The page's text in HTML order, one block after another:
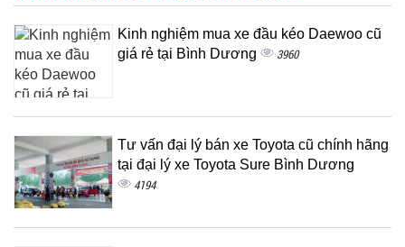
Kinh nghiệm mua xe đầu kéo Daewoo cũ
giá rẻ tại Bình Dương
3960
Tư vấn đại lý bán xe Toyota cũ chính hãng
tại đại lý xe Toyota Sure Bình Dương
4194